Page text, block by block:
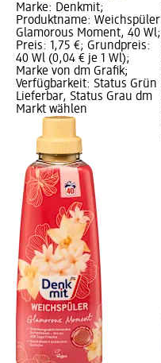
Marke: Denkmit;
Produktname: Weichspüler
Glamorous Moment, 40 Wl;
Preis: 1,75 €; Grundpreis:
40 Wl (0,04 € je 1 Wl);
Marke von dm Grafik;
Verfügbarkeit: Status Grün
Lieferbar, Status Grau dm
Markt wählen